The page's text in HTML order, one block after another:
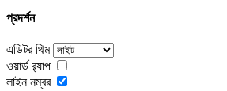
প্রদর্শন
এডিটর থিম
ওয়ার্ড র‍্যাপ
লাইন নম্বর